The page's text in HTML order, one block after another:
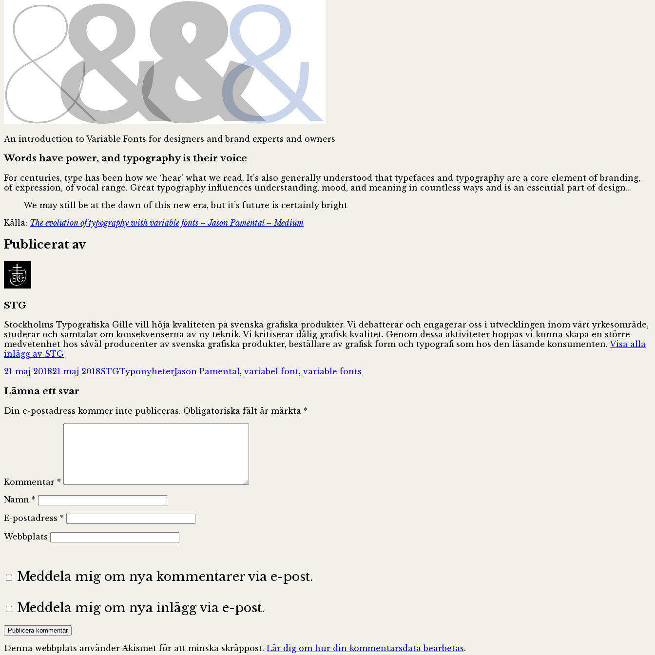
An introduction to Variable Fonts for designers and brand experts and owners
Words have power, and typography is their voice
For centuries, type has been how we ‘hear’ what we read. It’s also generally understood that typefaces and typography are a core element of branding,
of expression, of vocal range. Great typography influences understanding, mood, and meaning in countless ways and is an essential part of design…
We may still be at the dawn of this new era, but it’s future is certainly bright
Källa: The evolution of typography with variable fonts – Jason Pamental – Medium
Publicerat av
STG
Stockholms Typografiska Gille vill höja kvaliteten på svenska grafiska produkter. Vi debatterar och engagerar oss i utvecklingen inom vårt yrkesområde,
studerar och samtalar om konsekvenserna av ny teknik. Vi kritiserar dålig grafisk kvalitet. Genom dessa aktiviteter hoppas vi kunna skapa en större
medvetenhet hos såväl producenter av svenska grafiska produkter, beställare av grafisk form och typografi som hos den läsande konsumenten. Visa alla
inlägg av STG
Postat
21 maj 201821 maj 2018Författare
STGKategorier
TyponyheterTaggar
Jason Pamental,variabel font,variable fonts
Lämna ett svar
Din e-postadress kommer inte publiceras. Obligatoriska fält är märkta *
Kommentar *
Namn *
E-postadress *
Webbplats
Meddela mig om nya kommentarer via e-post.
Meddela mig om nya inlägg via e-post.
Denna webbplats använder Akismet för att minska skräppost. Lär dig om hur din kommentarsdata bearbetas.